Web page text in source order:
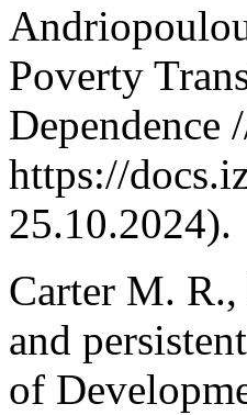
Poverty
Dependence
https://
25.10.2024).
Carter M.
and
of